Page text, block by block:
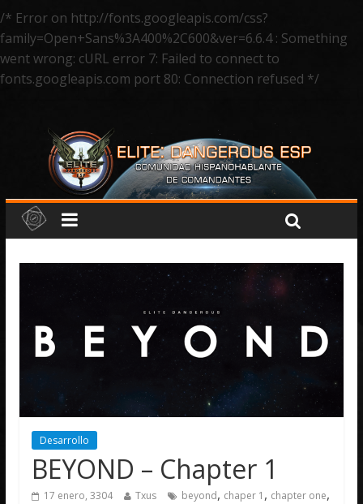
/* Error on http://fonts.googleapis.com/css?
family=Open+Sans%3A400%2C600&ver=6.6.4 : Something
went wrong: cURL error 7: Failed to connect to
fonts.googleapis.com port 80: Connection refused */
Desarrollo
BEYOND – Chapter 1
17 enero, 3304 Txus beyond, chaper 1 , chapter one,